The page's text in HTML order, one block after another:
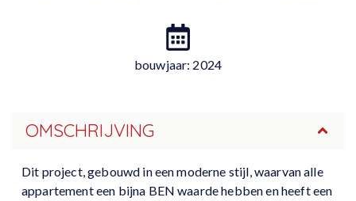
bouwjaar: 2024
OMSCHRIJVING
Dit project, gebouwd in een moderne stijl, waarvan alle
appartement een bijna BEN waarde hebben en heeft een